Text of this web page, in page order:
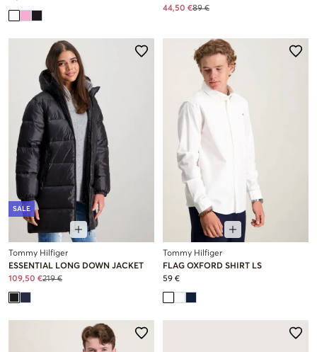
44,50 €89 €
SALE
Tommy Hilfiger
ESSENTIAL LONG DOWN JACKET
109,50 €219 €
Tommy Hilfiger
FLAG OXFORD SHIRT LS
59 €